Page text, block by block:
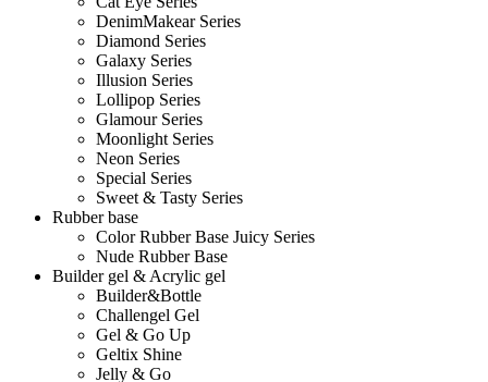
DenimMakear Series
Diamond Series
Galaxy Series
Illusion Series
Lollipop Series
Glamour Series
Moonlight Series
Neon Series
Special Series
Sweet & Tasty Series
Rubber base
Color Rubber Base Juicy Series
Nude Rubber Base
Builder gel & Acrylic gel
Builder&Bottle
Challengel Gel
Gel & Go Up
Geltix Shine
Jelly & Go